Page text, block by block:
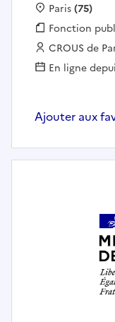
Localisation :
Paris(75)
Fonction
Fonction
Employeur :
CROUS de
En ligne
Ajouter aux